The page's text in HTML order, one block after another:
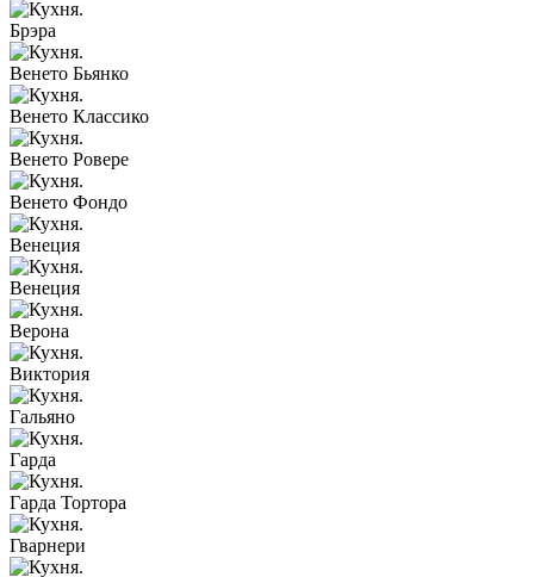
Брэра
Венето Бьянко
Венето Классико
Венето Ровере
Венето Фондо
Венеция
Венеция
Верона
Виктория
Гальяно
Гарда
Гарда Тортора
Гварнери